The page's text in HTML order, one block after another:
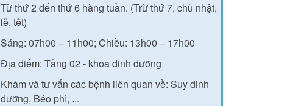
Từ thứ 2 đến thứ 6 hàng tuần. (Trừ thứ 7, chủ nhật,
lễ, tết)
Sáng: 07h00 – 11h00; Chiều: 13h00 – 17h00
Địa điểm: Tầng 02 - khoa dinh dưỡng
Khám và tư vấn các bệnh liên quan về: Suy dinh
dưỡng, Béo phì, ...